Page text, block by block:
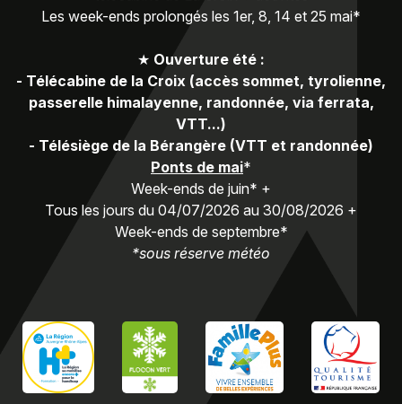
Les week-ends prolongés les 1er, 8, 14 et 25 mai*
★ Ouverture été :
- Télécabine de la Croix (accès sommet, tyrolienne,
passerelle himalayenne, randonnée, via ferrata,
VTT...)
- Télésiège de la Bérangère (VTT et randonnée)
Ponts de mai*
Week-ends de juin* +
Tous les jours du 04/07/2026 au 30/08/2026 +
Week-ends de septembre*
*sous réserve météo